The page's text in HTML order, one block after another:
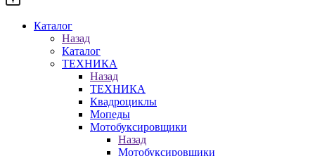
Каталог
Назад
Каталог
ТЕХНИКА
Назад
ТЕХНИКА
Квадроциклы
Мопеды
Мотобуксировщики
Назад
Мотобуксировщики